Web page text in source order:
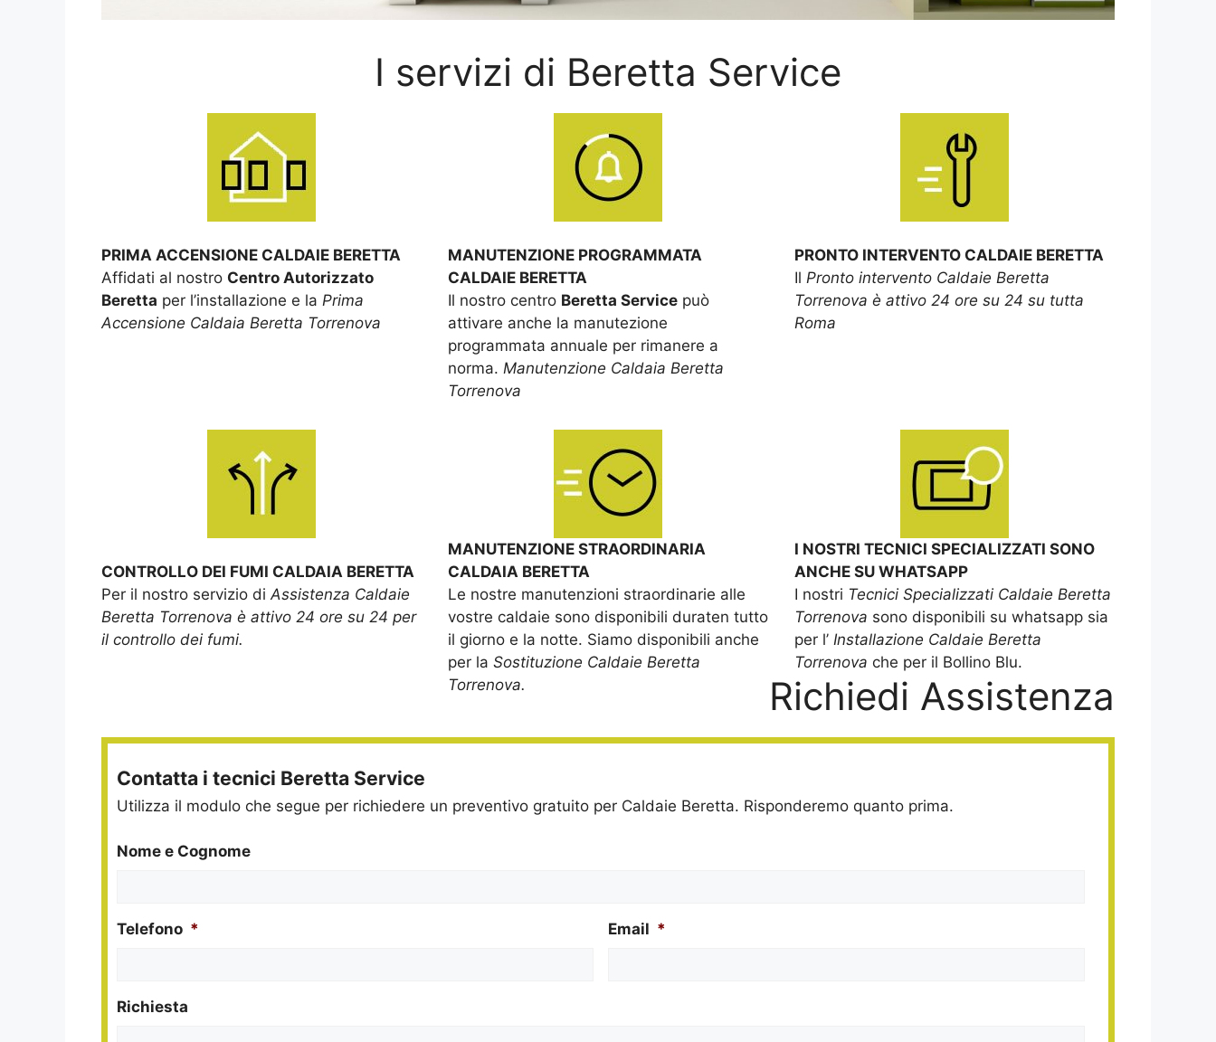
I servizi di Beretta Service
PRIMA ACCENSIONE CALDAIE BERETTA
Affidati al nostro Centro Autorizzato
Beretta per l’installazione e la Prima
Accensione Caldaia Beretta Torrenova
MANUTENZIONE PROGRAMMATA
CALDAIE BERETTA
Il nostro centro Beretta Servicepuò
attivare anche la manutezione
programmata annuale per rimanere a
norma. Manutenzione Caldaia Beretta
Torrenova
PRONTO INTERVENTO CALDAIE BERETTA
Il Pronto intervento Caldaie Beretta
Torrenova è attivo 24 ore su 24 su tutta
Roma
CONTROLLO DEI FUMI CALDAIA BERETTA
Per il nostro servizio di Assistenza Caldaie
Beretta Torrenova è attivo 24 ore su 24 per
il controllo dei fumi.
MANUTENZIONE STRAORDINARIA
CALDAIA BERETTA
Le nostre manutenzioni straordinarie alle
vostre caldaie sono disponibili duraten tutto
il giorno e la notte. Siamo disponibili anche
per la Sostituzione Caldaie Beretta
Torrenova.
I NOSTRI TECNICI SPECIALIZZATI SONO
ANCHE SU WHATSAPP
I nostri Tecnici Specializzati Caldaie Beretta
Torrenova sono disponibili su whatsapp sia
per l’ Installazione Caldaie Beretta
Torrenova che per il Bollino Blu.
Richiedi Assistenza
Contatta i tecnici Beretta Service
Utilizza il modulo che segue per richiedere un preventivo gratuito per Caldaie Beretta. Risponderemo quanto prima.
Nome e Cognome
Telefono * Email *
Richiesta